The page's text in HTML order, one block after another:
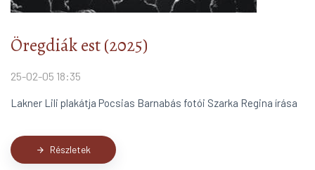
Öregdiák est (2025)
25-02-05 18:35
Lakner Lili plakátja Pocsias Barnabás fotói Szarka Regina írása
arrow_forward Részletek